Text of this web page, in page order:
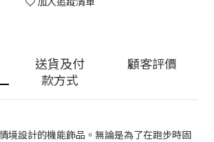
送貨及付
款方式
顧客評價
境設計的機能飾品。無論是為了在跑步時固